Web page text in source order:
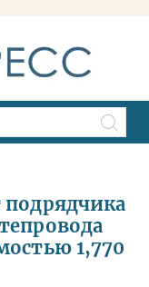
подрядчика
1,770